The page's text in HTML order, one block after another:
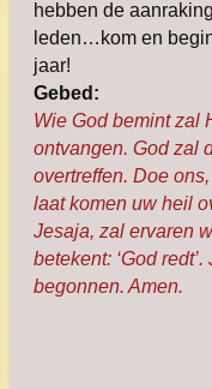
hebben de
leden…kom en
jaar!
Gebed:
Wie God bemint zal
ontvangen. God zal
overtreffen. Doe
laat komen uw heil
Jesaja, zal ervaren
betekent: ‘God
begonnen. Amen.